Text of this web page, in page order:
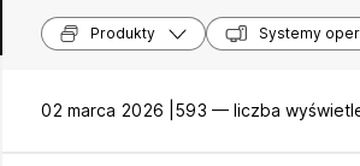
Produkty Systemy
02 marca 2026 | 593 — liczba